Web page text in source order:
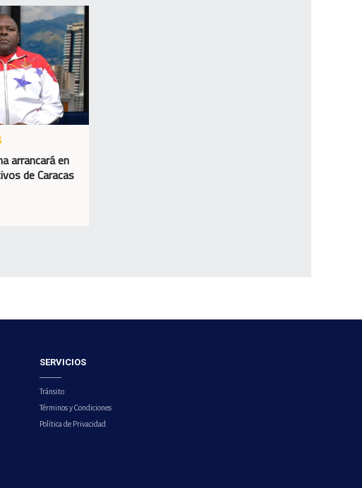
arrancará en
de Caracas
SERVICIOS
Tránsito
Términos y Condiciones
Política de Privacidad